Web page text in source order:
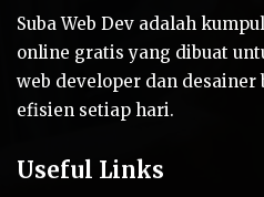
Suba Web Dev adalah
online gratis yang dibuat
web developer dan desainer
efisien setiap hari.
Useful Links